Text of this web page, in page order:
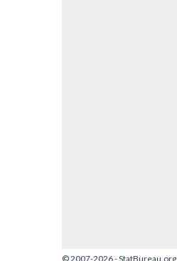
© 2007-2026 - StatBureau.org